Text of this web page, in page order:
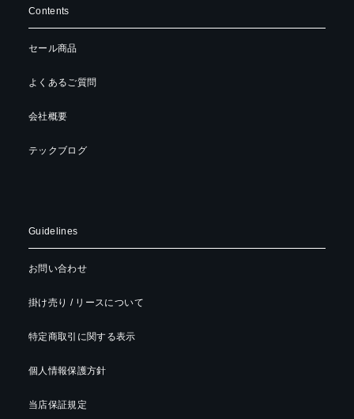
Contents
セール商品
よくあるご質問
会社概要
テックブログ
Guidelines
お問い合わせ
掛け売り / リースについて
特定商取引に関する表示
個人情報保護方針
当店保証規定